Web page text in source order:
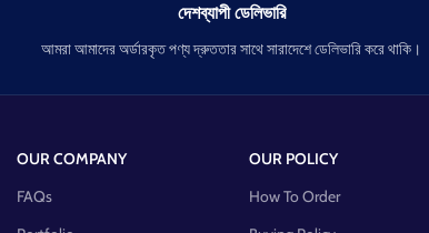
দেশব্যাপী ডেলিভারি
আমরা আমাদের অর্ডারকৃত পণ্য দ্রুততার সাথে সারাদেশে ডেলিভারি করে থাকি।
OUR COMPANY
FAQs
OUR POLICY
How To Order